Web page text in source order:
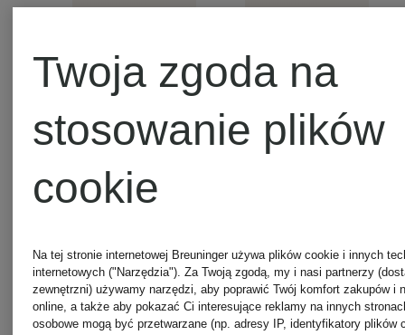
BYREDO
BIBLIOTHEQUE
BYREDO
Twoja zgoda na
stosowanie plików
cookie
Na tej stronie internetowej Breuninger używa plików cookie i innych
internetowych ("Narzędzia"). Za Twoją zgodą, my i nasi partnerzy
zewnętrzni) używamy narzędzi, aby poprawić Twój komfort zakupów i
online, a także aby pokazać Ci interesujące reklamy na innych
osobowe mogą być przetwarzane (np. adresy IP, identyfikatory plików